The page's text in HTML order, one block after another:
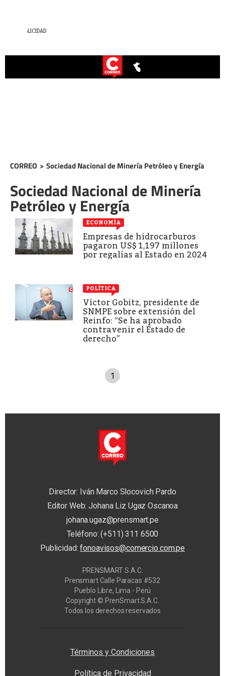
CORREO > Sociedad Nacional de Minería Petróleo y Energía
Sociedad Nacional de Minería
Petróleo y Energía
ECONOMÍA
Empresas de hidrocarburos
pagaron US$ 1,197 millones
por regalías al Estado en 2024
POLÍTICA
Víctor Gobitz, presidente de
SNMPE sobre extensión del
Reinfo: “Se ha aprobado
contravenir el Estado de
derecho”
1
Director: Iván Marco Slocovich Pardo
Editor Web: Johana Liz Ugaz Oscanoa
johana.ugaz@prensmart.pe
Teléfono: (+511) 311 6500
Publicidad:fonoavisos@comercio.com.pe
PRENSMART S.A.C.
Prensmart Calle Paracas #532
Pueblo Libre, Lima - Perú
Copyright © PrenSmart S.A.C.
Todos los derechos reservados
Términos y Condiciones
Política de Privacidad